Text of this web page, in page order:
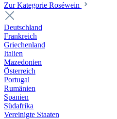
Zur Kategorie Roséwein
Deutschland
Frankreich
Griechenland
Italien
Mazedonien
Österreich
Portugal
Rumänien
Spanien
Südafrika
Vereinigte Staaten